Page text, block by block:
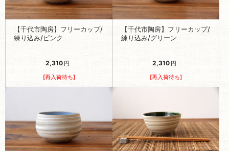
【千代市陶房】フリーカップ/
練り込み/ピンク
2,310 円
[再入荷待ち]
【千代市陶房】フリーカップ/
練り込み/グリーン
2,310 円
[再入荷待ち]